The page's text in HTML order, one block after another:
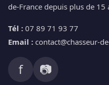
de-France depuis plus de 15
Tél : 07 89 71 93 77
Email : contact@chasseur-
f 📷